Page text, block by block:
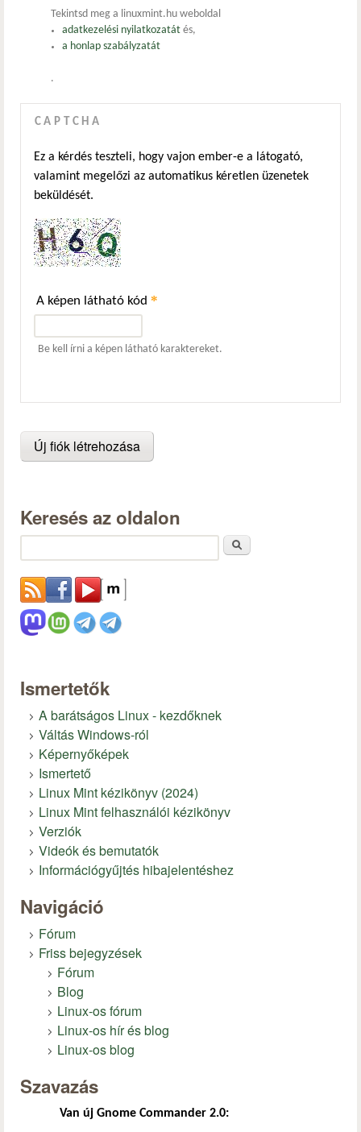
Tekintsd meg a linuxmint.hu weboldal
adatkezelési nyilatkozatátés,
a honlap szabályzatát
.
CAPTCHA
Ez a kérdés teszteli, hogy vajon ember-e a látogató,
valamint megelőzi az automatikus kéretlen üzenetek
beküldését.
A képen látható kód *
Be kell írni a képen látható karaktereket.
Keresés az oldalon
Ismertetők
A barátságos Linux - kezdőknek
Váltás Windows-ról
Képernyőképek
Ismertető
Linux Mint kézikönyv (2024)
Linux Mint felhasználói kézikönyv
Verziók
Videók és bemutatók
Információgyűjtés hibajelentéshez
Navigáció
Fórum
Friss bejegyzések
Fórum
Blog
Linux-os fórum
Linux-os hír és blog
Linux-os blog
Szavazás
Van új Gnome Commander 2.0: